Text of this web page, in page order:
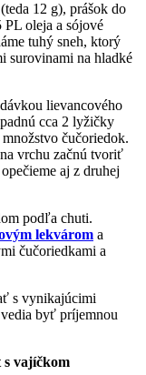
12 g), prášok do
oleja a sójové
tuhý sneh, ktorý
surovinami na hladké
lievancového
cca 2 lyžičky
čučoriedok.
vrchu začnú tvoriť
aj z druhej
podľa chuti.
lekvárom a
čučoriedkami a
s vynikajúcimi
byť príjemnou
s vajíčkom